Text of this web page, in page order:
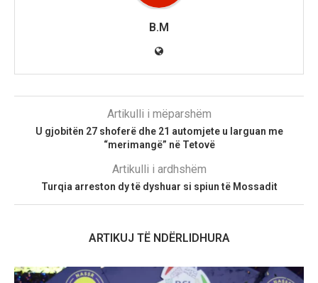
B.M
Artikulli i mëparshëm
U gjobitën 27 shoferë dhe 21 automjete u larguan me
“merimangë” në Tetovë
Artikulli i ardhshëm
Turqia arreston dy të dyshuar si spiun të Mossadit
ARTIKUJ TË NDËRLIDHURA